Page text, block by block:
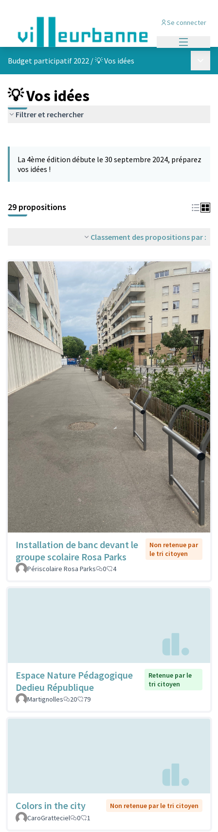
Se connecter
Budget participatif 2022 /💡 Vos idées
💡 Vos idées
Filtrer et rechercher
−
La 4ème édition débute le 30 septembre 2024, préparez
vos idées !
29 propositions
Classement des propositions par :
Installation de banc devant le
groupe scolaire Rosa Parks
Non retenue par
le tri citoyen
Périscolaire Rosa Parks
0 4
Espace Nature Pédagogique
Dedieu République
Retenue par le
tri citoyen
Martignolles
20 79
Colors in the city
Non retenue par le tri citoyen
CaroGratteciel
0 1